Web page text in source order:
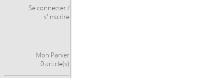
Se connecter /
s'inscrire
Mon Panier
0 article(s)